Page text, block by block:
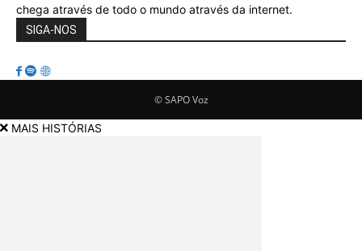
chega através de todo o mundo através da internet.
SIGA-NOS
© SAPO Voz
MAIS HISTÓRIAS